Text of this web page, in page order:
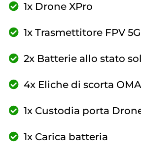
1x Drone XPro
1x Trasmettitore FPV 5G
2x Batterie allo stato
4x Eliche di scorta
1x Custodia porta
1x Carica batteria